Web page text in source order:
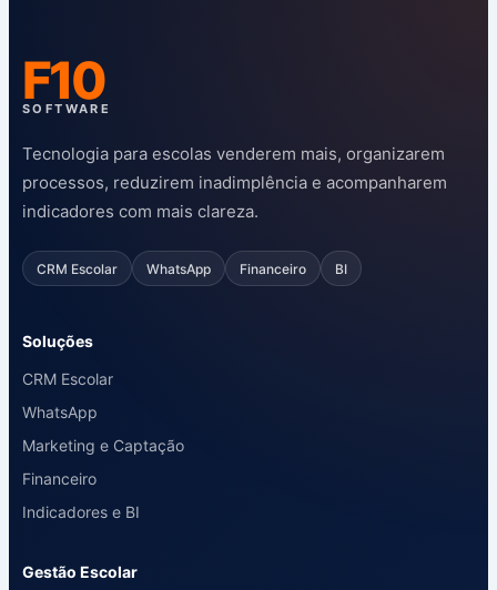
F10
SOFTWARE
Tecnologia para escolas venderem mais, organizarem
processos, reduzirem inadimplência e acompanharem
indicadores com mais clareza.
CRM Escolar WhatsApp Financeiro BI
Soluções
CRM Escolar
WhatsApp
Marketing e Captação
Financeiro
Indicadores e BI
Gestão Escolar